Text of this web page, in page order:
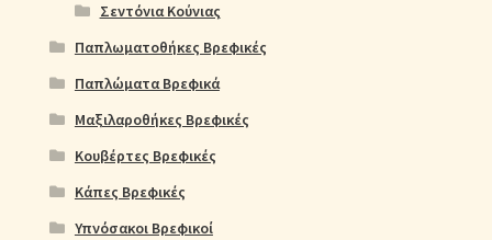
Σεντόνια Κούνιας
Παπλωματοθήκες Βρεφικές
Παπλώματα Βρεφικά
Μαξιλαροθήκες Βρεφικές
Κουβέρτες Βρεφικές
Κάπες Βρεφικές
Υπνόσακοι Βρεφικοί